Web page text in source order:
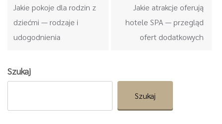
Jakie pokoje dla rodzin z
dziećmi — rodzaje i
udogodnienia
Jakie atrakcje oferują
hotele SPA — przegląd
ofert dodatkowych
Szukaj
Szukaj